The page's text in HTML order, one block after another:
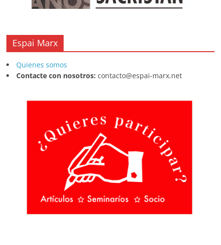
Espai Marx
Quienes somos
Contacte con nosotros: contacto@espai-marx.net